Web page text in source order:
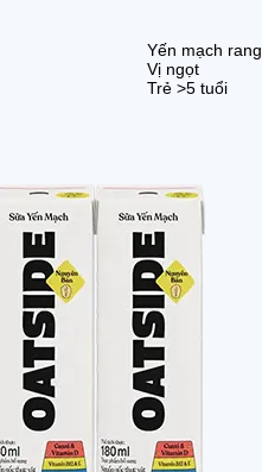
Yến mạch rang
Vị ngọt
Trẻ >5 tuổi